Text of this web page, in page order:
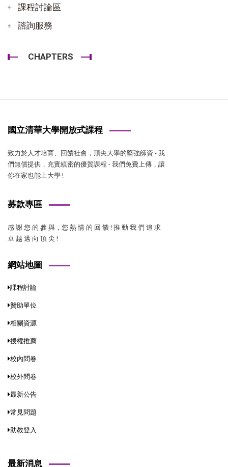
課程討論區
諮詢服務
CHAPTERS
國立清華大學開放式課程
致力於人才培育、回饋社會，頂尖大學的堅強師資 - 我
們無償提供，充實縝密的優質課程 - 我們免費上傳，讓
你在家也能上大學 !
募款專區
感 謝 您 的 參 與，您 熱 情 的 回 饋 ! 推 動 我 們 追 求
卓 越 邁 向 頂 尖 !
網站地圖
課程討論
贊助單位
相關資源
授權推薦
校內問卷
校外問卷
最新公告
常見問題
助教登入
最新消息